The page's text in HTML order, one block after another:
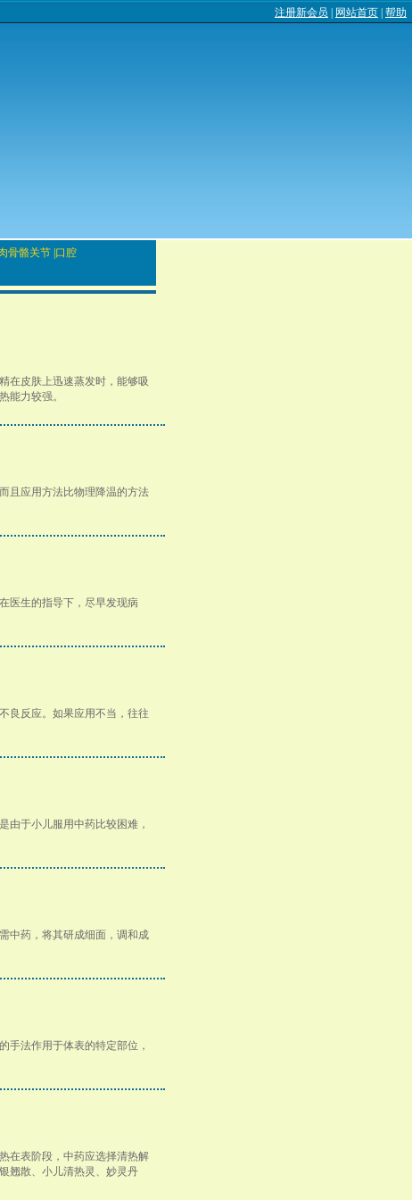
注册新会员 网站首页 帮助
骨骼关节 口腔
在皮肤上迅速蒸发时，能够吸
能力较强。
且应用方法比物理降温的方法
医生的指导下，尽早发现病
良反应。如果应用不当，往往
由于小儿服用中药比较困难，
中药，将其研成细面，调和成
手法作用于体表的特定部位，
在表阶段，中药应选择清热解
翘散、小儿清热灵、妙灵丹